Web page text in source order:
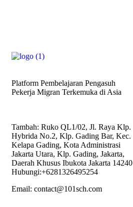
Platform Pembelajaran Pengasuh
Pekerja Migran Terkemuka di Asia
Tambah: Ruko QL1/02, Jl. Raya Klp.
Hybrida No.2, Klp. Gading Bar, Kec.
Kelapa Gading, Kota Administrasi
Jakarta Utara, Klp. Gading, Jakarta,
Daerah Khusus Ibukota Jakarta 14240
Hubungi:+6281326495254
Email: contact@101sch.com